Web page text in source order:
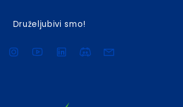
Druželjubivi smo!